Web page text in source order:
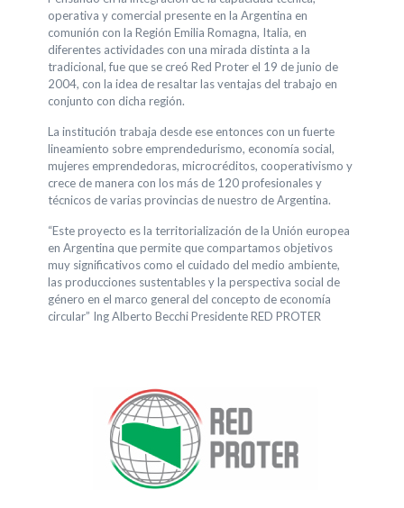
operativa y comercial presente en la Argentina en
comunión con la Región Emilia Romagna, Italia, en
diferentes actividades con una mirada distinta a la
tradicional, fue que se creó Red Proter el 19 de junio de
2004, con la idea de resaltar las ventajas del trabajo en
conjunto con dicha región.
La institución trabaja desde ese entonces con un fuerte
lineamiento sobre emprendedurismo, economía social,
mujeres emprendedoras, microcréditos, cooperativismo y
crece de manera con los más de 120 profesionales y
técnicos de varias provincias de nuestro de Argentina.
“Este proyecto es la territorialización de la Unión europea
en Argentina que permite que compartamos objetivos
muy significativos como el cuidado del medio ambiente,
las producciones sustentables y la perspectiva social de
género en el marco general del concepto de economía
circular” Ing Alberto Becchi Presidente RED PROTER